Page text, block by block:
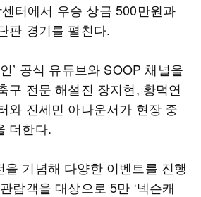
터에서 우승 상금 500만원과
판 경기를 펼친다.
’ 공식 유튜브와 SOOP 채널을
구 전문 해설진 장지현, 황덕연
와 진세민 아나운서가 현장 중
더한다.
기념해 다양한 이벤트를 진행
람객을 대상으로 5만 ‘넥슨캐